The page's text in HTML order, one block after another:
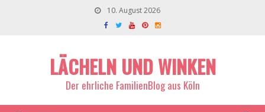
10. August 2026
LÄCHELN UND WINKEN
Der ehrliche FamilienBlog aus Köln